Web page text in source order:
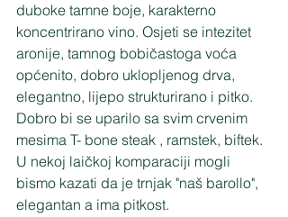
duboke tamne boje, karakterno
koncentrirano vino. Osjeti se intezitet
aronije, tamnog bobičastoga voća
općenito, dobro uklopljenog drva,
elegantno, lijepo strukturirano i pitko.
Dobro bi se uparilo sa svim crvenim
mesima T- bone steak , ramstek, biftek.
U nekoj laičkoj komparaciji mogli
bismo kazati da je trnjak "naš barollo",
elegantan a ima pitkost.